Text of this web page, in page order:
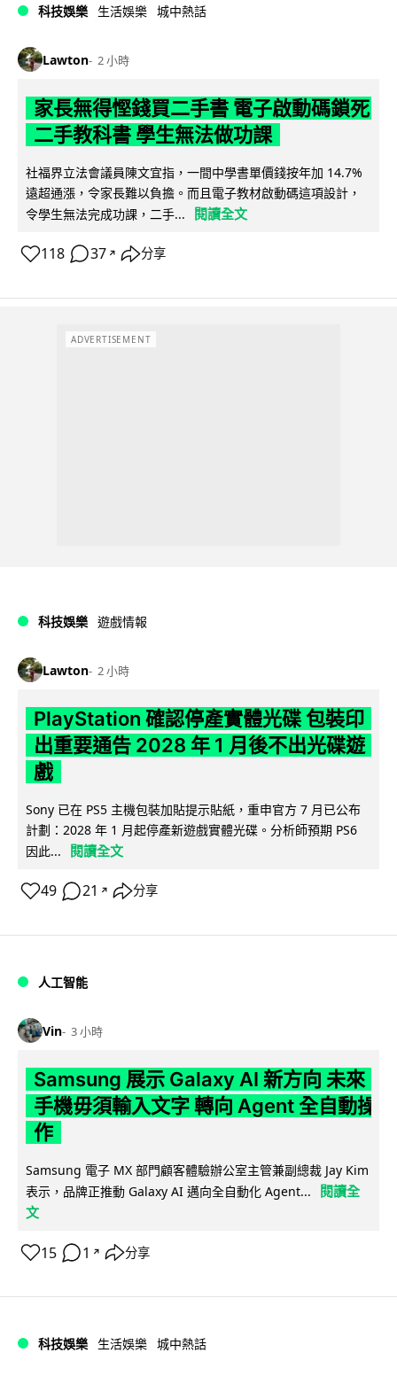
科技娛樂 生活娛樂 城中熱話
Lawton 2 小時
家長無得慳錢買二手書 電子啟動碼鎖死
二手教科書 學生無法做功課
社福界立法會議員陳文宜指，一間中學書單價錢按年加 14.7%
遠超通漲，令家長難以負擔。而且電子教材啟動碼這項設計，
令學生無法完成功課，二手...
閱讀全文
118 37 ↗ 分享
ADVERTISEMENT
科技娛樂 遊戲情報
Lawton 2 小時
PlayStation 確認停產實體光碟 包裝印
出重要通告 2028 年 1 月後不出光碟遊
戲
Sony 已在 PS5 主機包裝加貼提示貼紙，重申官方 7 月已公布
計劃：2028 年 1 月起停產新遊戲實體光碟。分析師預期 PS6
因此...
閱讀全文
49 21 ↗ 分享
人工智能
Vin 3 小時
Samsung 展示 Galaxy AI 新方向 未來
手機毋須輸入文字 轉向 Agent 全自動操
作
Samsung 電子 MX 部門顧客體驗辦公室主管兼副總裁 Jay Kim
表示，品牌正推動 Galaxy AI 邁向全自動化 Agent...
閱讀全
文
15 1 ↗ 分享
科技娛樂 生活娛樂 城中熱話